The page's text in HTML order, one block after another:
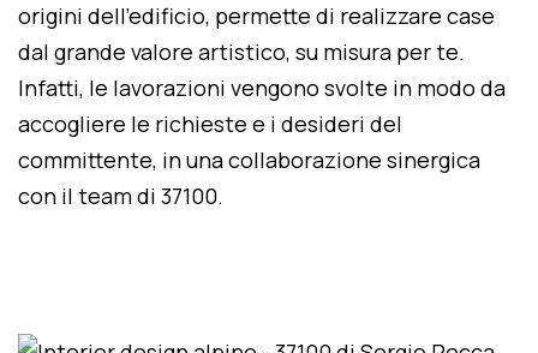
origini dell'edificio, permette di realizzare case
dal grande valore artistico, su misura per te.
Infatti, le lavorazioni vengono svolte in modo da
accogliere le richieste e i desideri del
committente, in una collaborazione sinergica
con il team di 37100.